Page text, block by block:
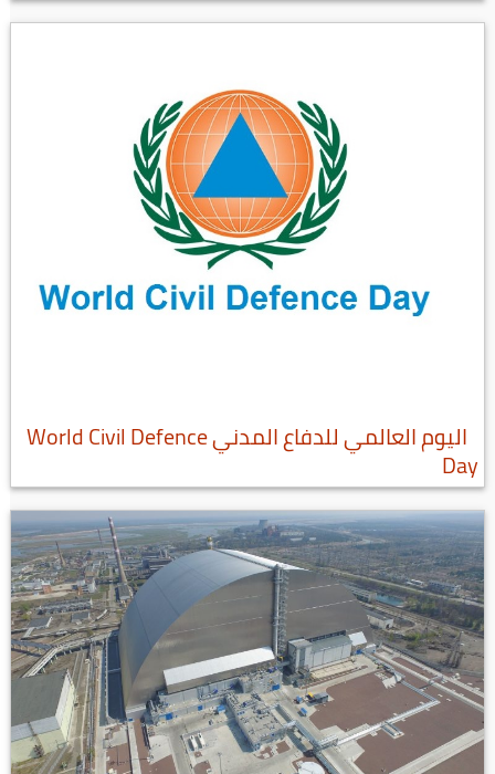
اليوم العالمي للدفاع المدني World Civil Defence
Day